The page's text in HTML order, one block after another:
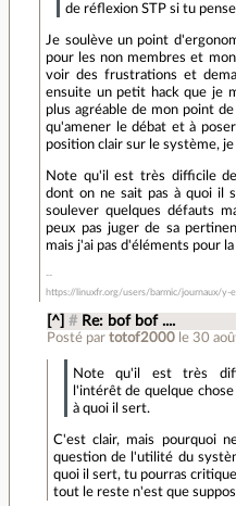
de réflexion STP si tu
Je soulève un point
pour les non membres et
voir des frustrations et
ensuite un petit hack que je
plus agréable de mon point
qu'amener le débat et à
position clair sur le système,
Note qu'il est très difficile
dont on ne sait pas à quoi il
soulever quelques défauts
peux pas juger de sa
mais j'ai pas d'éléments pour la
https://linuxfr.org/users/barmic/journaux/y-
[^] # Re: bof bof ....
Posté par totof2000 le 30
Note qu'il est très
l'intérêt de quelque
à quoi il sert.
C'est clair, mais pourquoi
question de l'utilité du
quoi il sert, tu pourras
tout le reste n'est que